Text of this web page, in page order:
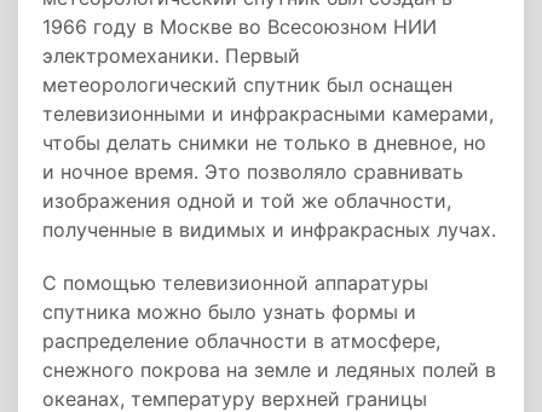
1966 году в Москве во Всесоюзном НИИ
электромеханики. Первый
метеорологический спутник был оснащен
телевизионными и инфракрасными камерами,
чтобы делать снимки не только в дневное, но
и ночное время. Это позволяло сравнивать
изображения одной и той же облачности,
полученные в видимых и инфракрасных лучах.
С помощью телевизионной аппаратуры
спутника можно было узнать формы и
распределение облачности в атмосфере,
снежного покрова на земле и ледяных полей в
океанах, температуру верхней границы